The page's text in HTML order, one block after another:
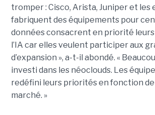
tromper : Cisco, Arista, Juniper et les
fabriquent des équipements pour
données consacrent en priorité
l’IA car elles veulent participer aux
d’expansion », a-t-il abondé. «
investi dans les néoclouds. Les
redéfini leurs priorités en fonction de
marché. »